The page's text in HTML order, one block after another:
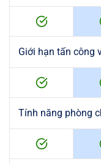
Giới hạn tấn công
Tính năng phòng